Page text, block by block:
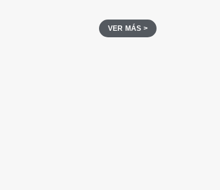
VER MÁS >